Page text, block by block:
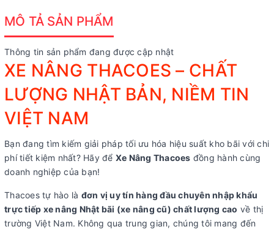
MÔ TẢ SẢN PHẨM
Thông tin sản phẩm đang được cập nhật
XE NÂNG THACOES – CHẤT
LƯỢNG NHẬT BẢN, NIỀM TIN
VIỆT NAM
Bạn đang tìm kiếm giải pháp tối ưu hóa hiệu suất kho bãi với chi
phí tiết kiệm nhất? Hãy để Xe Nâng Thacoes đồng hành cùng
doanh nghiệp của bạn!
Thacoes tự hào là đơn vị uy tín hàng đầu chuyên nhập khẩu
trực tiếp xe nâng Nhật bãi (xe nâng cũ) chất lượng cao về thị
trường Việt Nam. Không qua trung gian, chúng tôi mang đến